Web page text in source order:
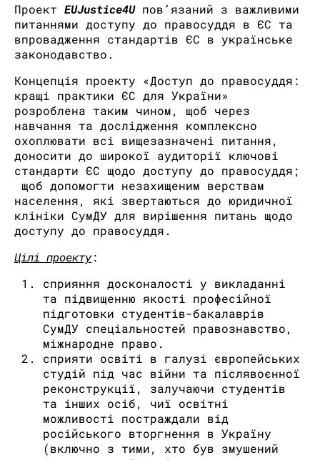
Проект EUJustice4Uпов’язаний з важливими
питаннями доступу до правосуддя в ЄС та
впровадження стандартів ЄС в українське
законодавство.
Концепція проекту «Доступ до правосуддя:
кращі практики ЄС для України»
розроблена таким чином, щоб через
навчання та дослідження комплексно
охоплювати всі вищезазначені питання,
доносити до широкої аудиторії ключові
стандарти ЄС щодо доступу до правосуддя;
щоб допомогти незахищеним верствам
населення, які звертаються до юридичної
клініки СумДУ для вирішення питань щодо
доступу до правосуддя.
Цілі проекту:
сприяння досконалості у викладанні
та підвищенню якості професійної
підготовки студентів-бакалаврів
СумДУ спеціальностей правознавство,
міжнародне право.
сприяти освіті в галузі європейських
студій під час війни та післявоєнної
реконструкції, залучаючи студентів
та інших осіб, чиї освітні
можливості постраждали від
російського вторгнення в Україну
(включно з тими, хто був змушений